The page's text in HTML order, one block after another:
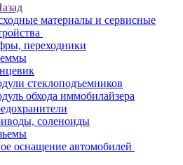
материалы и сервисные
переходники
стеклоподъемников
обхода иммобилайзера
соленоиды
оснащение автомобилей